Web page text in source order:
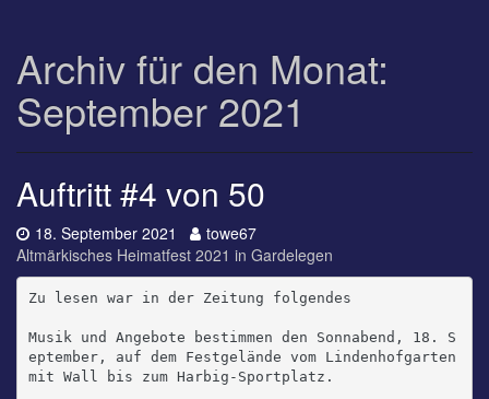
Archiv für den Monat:
September 2021
Auftritt #4 von 50
Datum:
18. September 2021 Autor:
towe67
Altmärkisches Heimatfest 2021 in Gardelegen
Zu lesen war in der Zeitung folgendes
Musik und Angebote bestimmen den Sonnabend, 18. S
eptember, auf dem Festgelände vom Lindenhofgarten
mit Wall bis zum Harbig-Sportplatz.